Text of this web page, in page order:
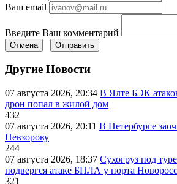
Ваш email
Введите Ваш комментарий
Отмена Отправить
Другие Новости
07 августа 2026, 20:34 В Ялте БЭК
дрон попал в жилой дом
432
07 августа 2026, 20:11 В Петербурге
Невзорову
244
07 августа 2026, 18:37 Сухогруз под
подвергся атаке БПЛА у порта
321